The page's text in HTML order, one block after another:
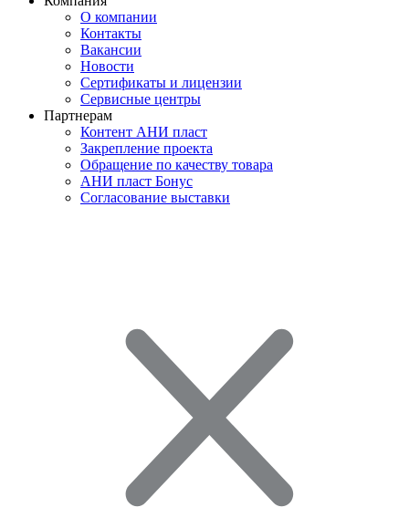
О компании
Контакты
Вакансии
Новости
Сертификаты и лицензии
Сервисные центры
Партнерам
Контент АНИ пласт
Закрепление проекта
Обращение по качеству товара
АНИ пласт Бонус
Согласование выставки